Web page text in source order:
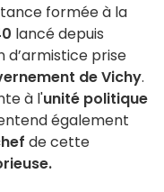
formée à la
lancé depuis
d’armistice prise
de Vichy.
à l'unité politique
également
de cette